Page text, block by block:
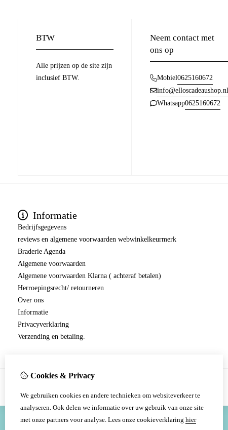
BTW
Alle prijzen op de site zijn
inclusief BTW.
Neem contact met
ons op
Mobiel0625160672
info@elloscadeaushop.nl
Whatsapp0625160672
Informatie
Bedrijfsgegevens
reviews en algemene voorwaarden webwinkelkeurmerk
Braderie Agenda
Algemene voorwaarden
Algemene voorwaarden Klarna ( achteraf betalen)
Herroepingsrecht/ retourneren
Over ons
Informatie
Privacyverklaring
Verzending en betaling.
Cookies & Privacy
We gebruiken cookies en andere technieken om websiteverkeer te
analyseren. Ook delen we informatie over uw gebruik van onze site
met onze partners voor analyse. Lees onze cookieverklaring hier